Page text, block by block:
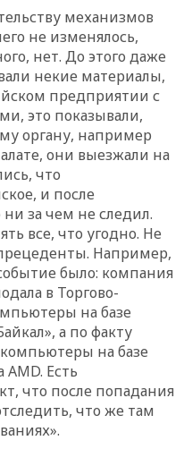
механизмов
не изменялось,
нет. До этого даже
некие материалы,
предприятии с
это показывали,
органу, например
они выезжали на
что
и после
за чем не следил.
все, что угодно. Не
Например,
было: компания
в Торгово-
на базе
а по факту
на базе
Есть
что после попадания
что же там